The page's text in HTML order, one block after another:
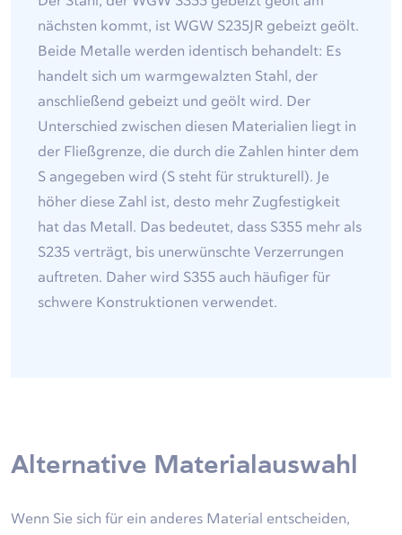
nächsten kommt, ist WGW S235JR gebeizt geölt.
Beide Metalle werden identisch behandelt: Es
handelt sich um warmgewalzten Stahl, der
anschließend gebeizt und geölt wird. Der
Unterschied zwischen diesen Materialien liegt in
der Fließgrenze, die durch die Zahlen hinter dem
S angegeben wird (S steht für strukturell). Je
höher diese Zahl ist, desto mehr Zugfestigkeit
hat das Metall. Das bedeutet, dass S355 mehr als
S235 verträgt, bis unerwünschte Verzerrungen
auftreten. Daher wird S355 auch häufiger für
schwere Konstruktionen verwendet.
Alternative Materialauswahl
Wenn Sie sich für ein anderes Material entscheiden,